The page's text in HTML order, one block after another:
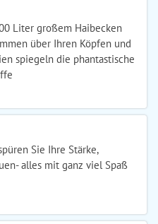
Liter großem Haibecken
über Ihren Köpfen und
spiegeln die phantastische
Sie Ihre Stärke,
alles mit ganz viel Spaß